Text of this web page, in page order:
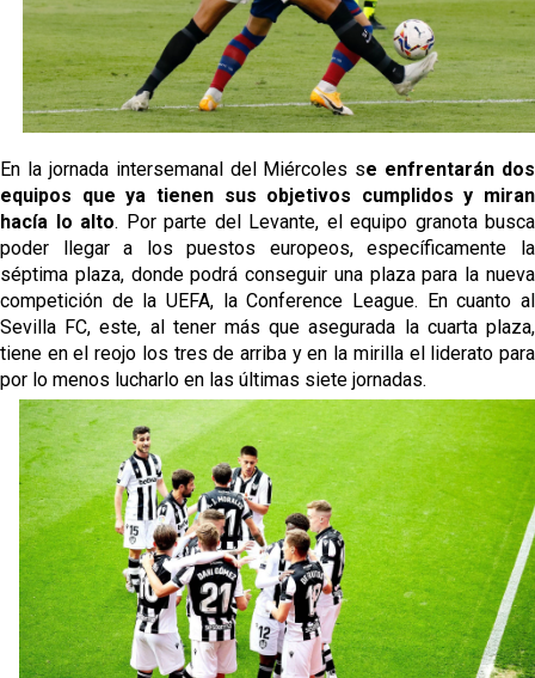
Previa | El Sevilla FC cierra la pretemporada con el
exigente choque ante el Bayer Leverkusen
El Sevilla pone sus ojos en Ellyes Skhiri
Patrick Mercado no jugará en el Sevilla FC
En la jornada intersemanal del Miércoles se enfrentarán dos
equipos que ya tienen sus objetivos cumplidos y miran
hacía lo alto. Por parte del Levante, el equipo granota busca
poder llegar a los puestos europeos, específicamente la
séptima plaza, donde podrá conseguir una plaza para la nueva
competición de la UEFA, la Conference League. En cuanto al
Sevilla FC, este, al tener más que asegurada la cuarta plaza,
tiene en el reojo los tres de arriba y en la mirilla el liderato para
por lo menos lucharlo en las últimas siete jornadas.